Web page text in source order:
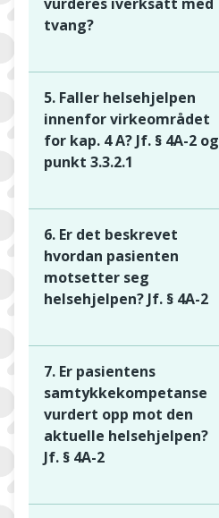
tvang?
5. Faller helsehjelpen
innenfor virkeområdet
for kap. 4 A? Jf. § 4A-2 og
punkt 3.3.2.1
6. Er det beskrevet
hvordan pasienten
motsetter seg
helsehjelpen? Jf. § 4A-2
7. Er pasientens
samtykkekompetanse
vurdert opp mot den
aktuelle helsehjelpen?
Jf. § 4A-2